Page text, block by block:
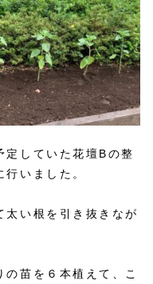
定していた花壇Bの整
いました。
太い根を引き抜きなが
苗を６本植えて、こ